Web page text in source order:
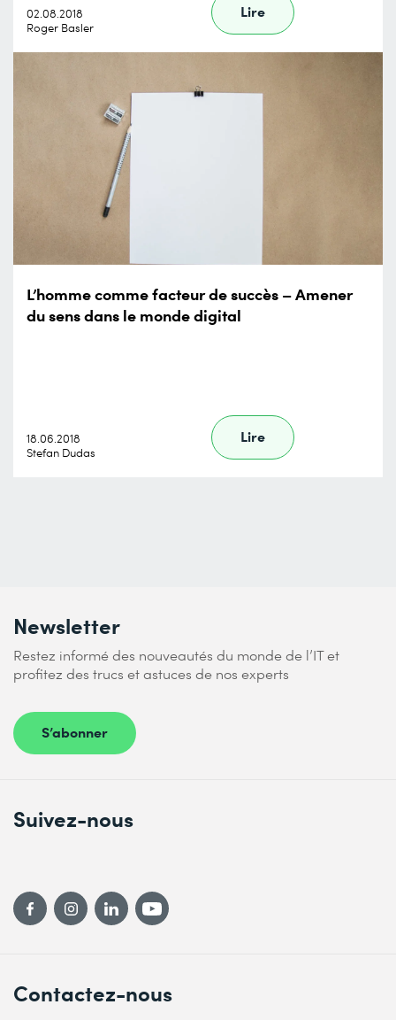
02.08.2018
Roger Basler
Lire
L’homme comme facteur de succès – Amener
du sens dans le monde digital
18.06.2018
Stefan Dudas
Lire
Newsletter
Restez informé des nouveautés du monde de l’IT et
profitez des trucs et astuces de nos experts
S’abonner
Contactez-nous
Suivez-nous